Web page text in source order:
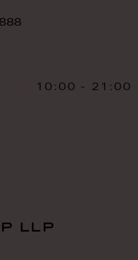
10:00 - 21:00
llp